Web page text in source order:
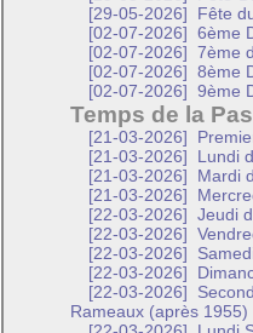
[29-05-2026]
Fête
[02-07-2026]
6ème
[02-07-2026]
7ème
[02-07-2026]
8ème
[02-07-2026]
9ème
Temps de la
[21-03-2026]
[21-03-2026]
Lundi
[21-03-2026]
Mardi
[21-03-2026]
[22-03-2026]
Jeudi
[22-03-2026]
[22-03-2026]
[22-03-2026]
[22-03-2026]
Rameaux (après 1955)